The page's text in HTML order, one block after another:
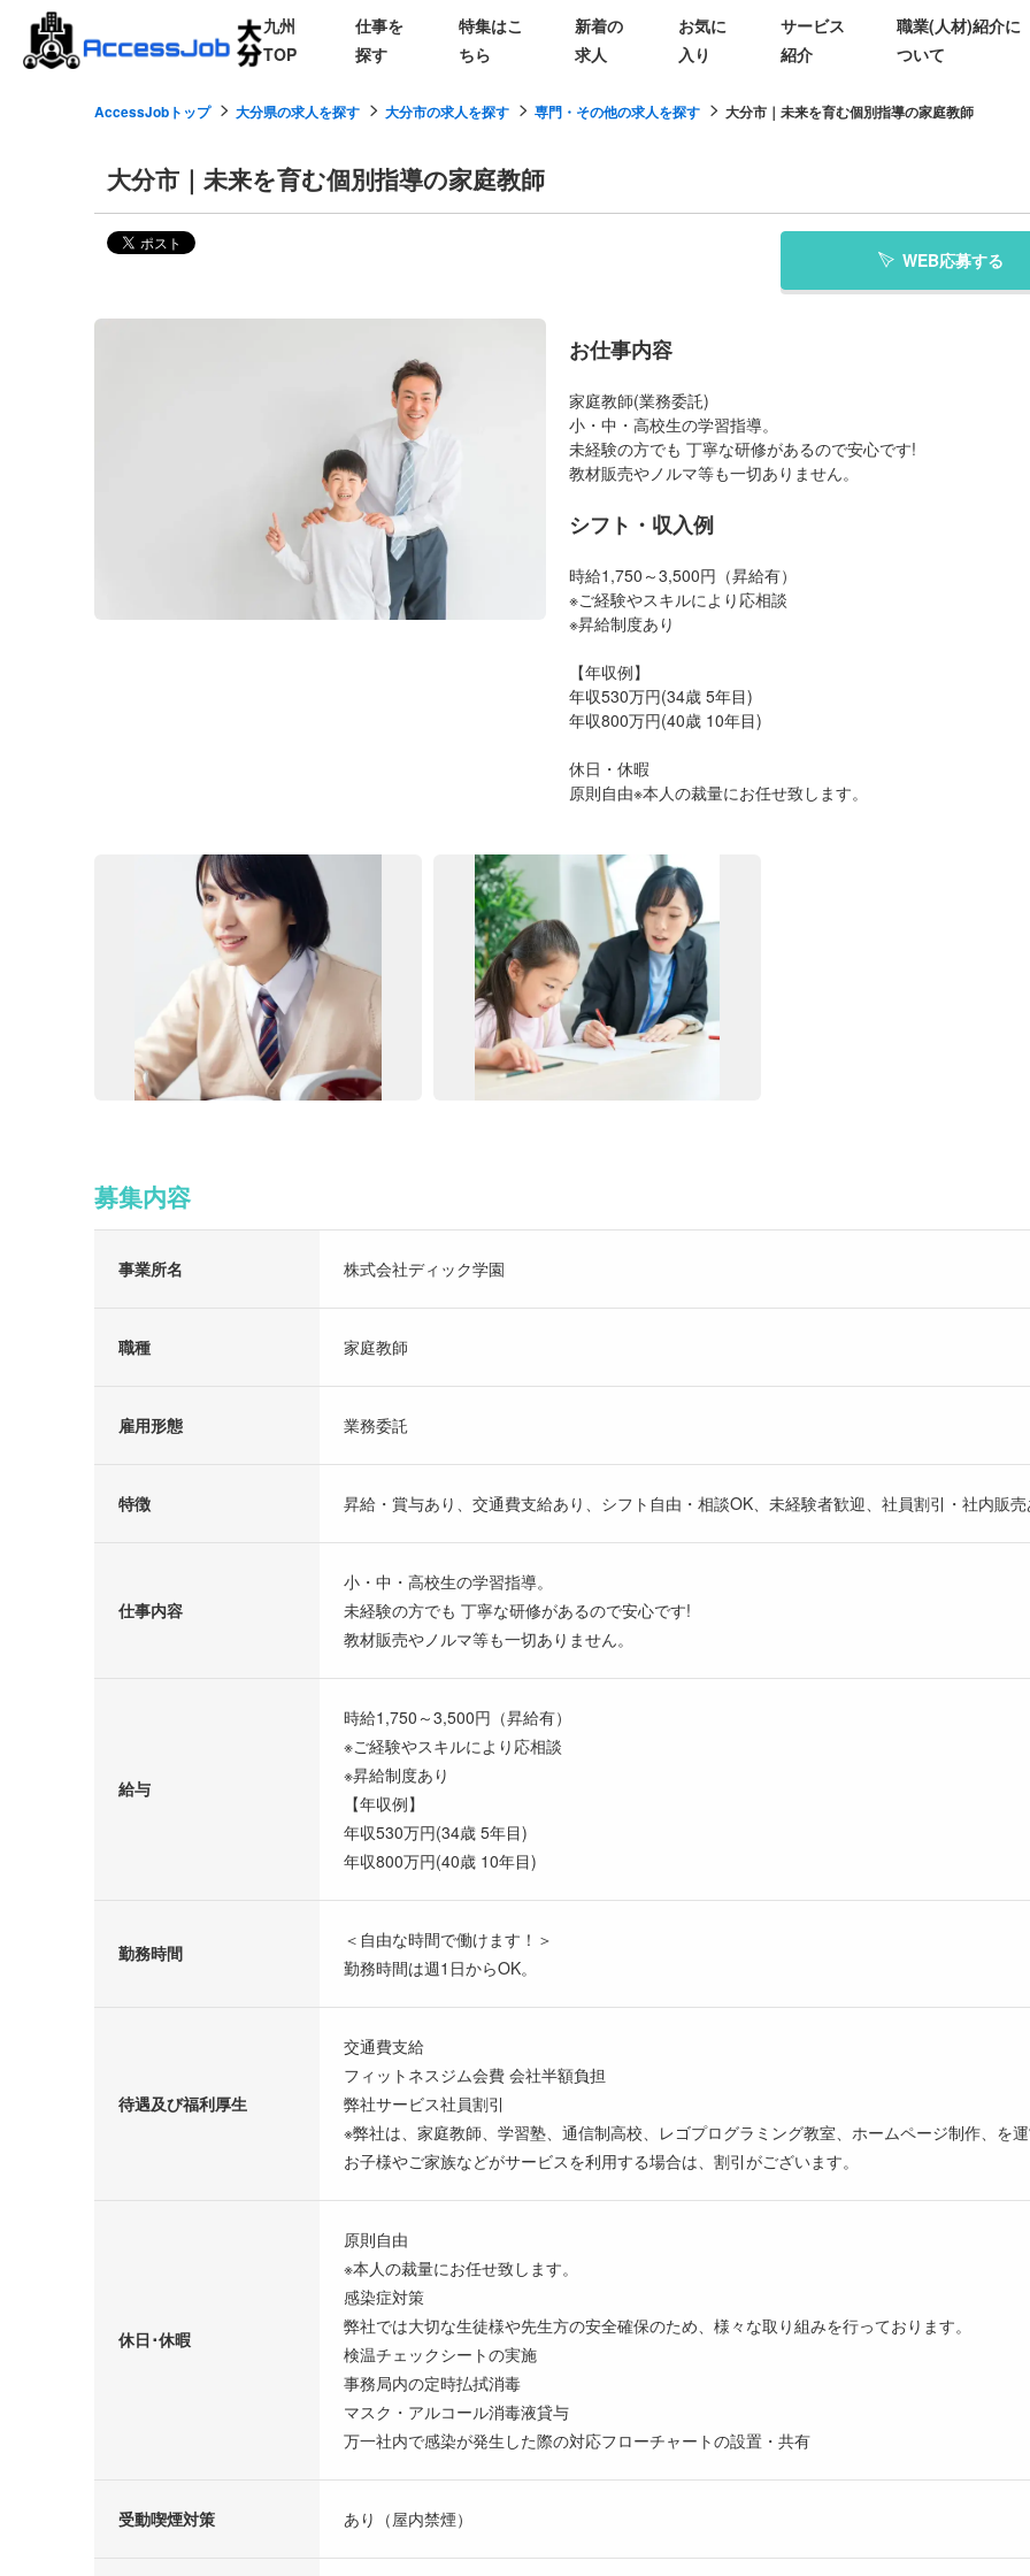
九州
TOP
仕事を
探す
特集はこ
ちら
新着の
求人
お気に
入り
サービス
紹介
職業(人材)紹介に
ついて
AccessJobトップ 大分県の求人を探す 大分市の求人を探す 専門・その他の求人を探す 大分市｜未来を育む個別指導の家庭教師
大分市｜未来を育む個別指導の家庭教師
WEB応募する
お仕事内容
家庭教師(業務委託)
小・中・高校生の学習指導。
未経験の方でも 丁寧な研修があるので安心です!
教材販売やノルマ等も一切ありません。
シフト・収入例
時給1,750～3,500円（昇給有）
※ご経験やスキルにより応相談
※昇給制度あり
【年収例】
年収530万円(34歳 5年目)
年収800万円(40歳 10年目)
休日・休暇
原則自由※本人の裁量にお任せ致します。
募集内容
事業所名 株式会社ディック学園
職種 家庭教師
雇用形態 業務委託
特徴 昇給・賞与あり、交通費支給あり、シフト自由・相談OK、未経験者歓迎、社員割引・社内販
仕事内容
小・中・高校生の学習指導。
未経験の方でも 丁寧な研修があるので安心です!
教材販売やノルマ等も一切ありません。
給与
時給1,750～3,500円（昇給有）
※ご経験やスキルにより応相談
※昇給制度あり
【年収例】
年収530万円(34歳 5年目)
年収800万円(40歳 10年目)
勤務時間
＜自由な時間で働けます！＞
勤務時間は週1日からOK。
待遇及び福利厚生
交通費支給
フィットネスジム会費 会社半額負担
弊社サービス社員割引
※弊社は、家庭教師、学習塾、通信制高校、レゴプログラミング教室、ホームページ制作、を運
お子様やご家族などがサービスを利用する場合は、割引がございます。
休日･休暇
原則自由
※本人の裁量にお任せ致します。
感染症対策
弊社では大切な生徒様や先生方の安全確保のため、様々な取り組みを行っております。
検温チェックシートの実施
事務局内の定時払拭消毒
マスク・アルコール消毒液貸与
万一社内で感染が発生した際の対応フローチャートの設置・共有
受動喫煙対策 あり（屋内禁煙）